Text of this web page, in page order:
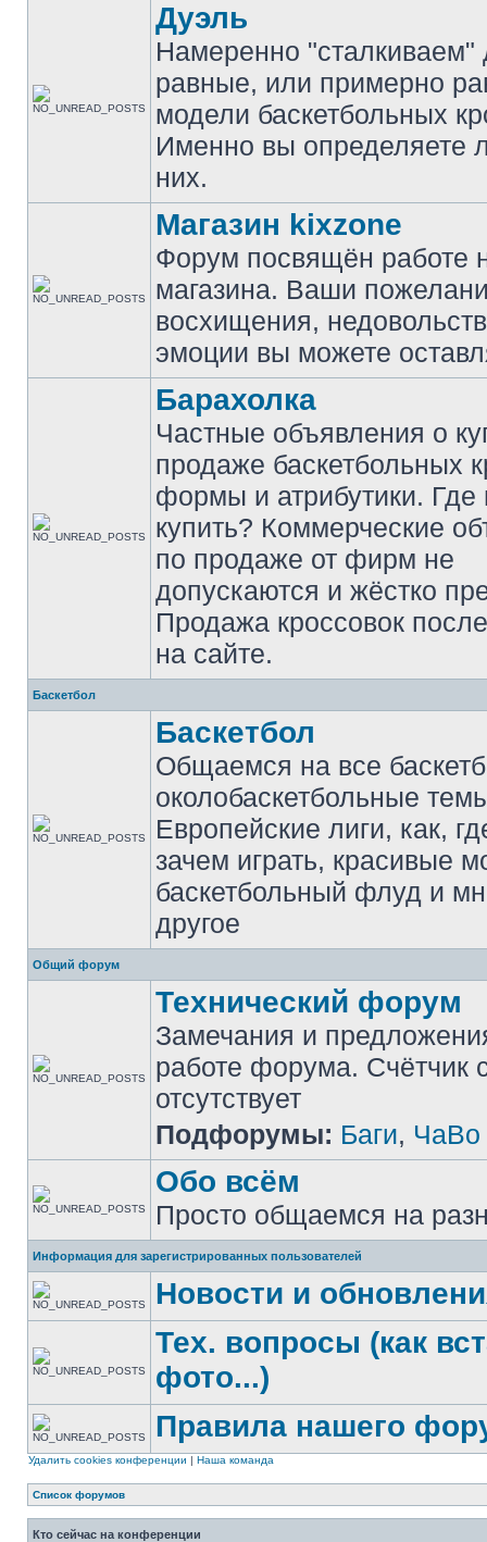
Дуэль
Намеренно "сталкиваем"
равные, или примерно
модели баскетбольных
Именно вы определяете
них.
Магазин kixzone
Форум посвящён работе
магазина. Ваши
восхищения,
эмоции вы можете
Барахолка
Частные объявления о
продаже баскетбольных
формы и атрибутики. Где
купить? Коммерческие
по продаже от фирм не
допускаются и жёстко
Продажа кроссовок
на сайте.
Баскетбол
Баскетбол
Общаемся на все
околобаскетбольные
Европейские лиги, как,
зачем играть, красивые
баскетбольный флуд и
другое
Общий форум
Технический форум
Замечания и
работе форума. Счётчик
отсутствует
Подфорумы: Баги, ЧаВо
Обо всём
Просто общаемся на
Информация для зарегистрированных пользователей
Новости и
Тех. вопросы (как
фото...)
Правила нашего
Удалить cookies конференции | Наша команда
Список форумов
Кто сейчас на конференции